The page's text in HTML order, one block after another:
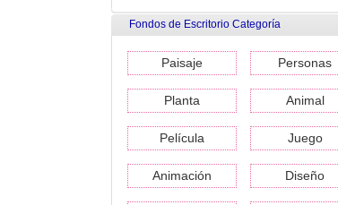
Fondos de Escritorio Categoría
Paisaje Personas
Planta Animal
Película Juego
Animación Diseño